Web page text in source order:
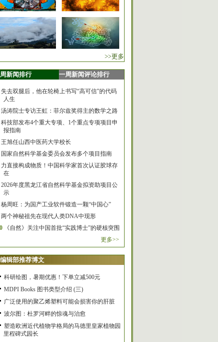
>>更多
新闻排行 一周新闻评论排行
失去双腿后，他在轮椅上书写“高可信”的代码
人生
汤涛院士专访王虹：菲尔兹奖得主的数学之路
科技部发布4个重大专项、1个重点专项项目申
报指南
王旭任山西中医药大学校长
国家自然科学基金委员会发布多个项目指南
力直接构成物质！中国科学家首次认证胶球存
在
2026年度黑龙江省自然科学基金拟资助项目公
示
杨周旺：为国产工业软件锻造一颗“中国心”
两个神秘祖先在现代人类DNA中现形
《自然》关注中国首批“实践博士”的硬核突围
更多>>
编辑部推荐博文
科研绘图，暑期优惠！下单立减500元
MDPI Books 图书类型介绍 (三)
广泛使用的聚乙烯塑料可能会损害你的肝脏
波尔图：杜罗河畔的惊魂与治愈
塑造欧洲近代植物学格局的马德里皇家植物园
里程碑式园长